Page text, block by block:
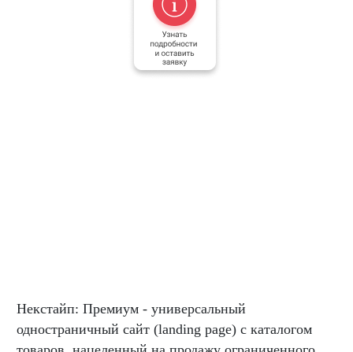
Некстайп: Премиум - универсальный
одностраничный сайт (landing page) с каталогом